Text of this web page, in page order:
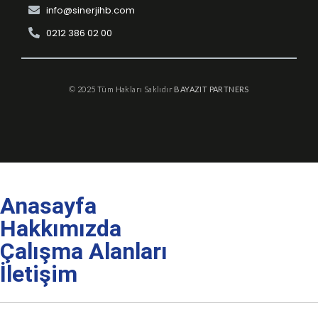
info@sinerjihb.com
0212 386 02 00
© 2025 Tüm Hakları Saklıdır BAYAZIT PARTNERS
Anasayfa
Hakkımızda
Çalışma Alanları
İletişim